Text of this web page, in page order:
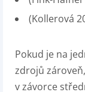
(Kollerová
Pokud je na
zdrojů
v závorce